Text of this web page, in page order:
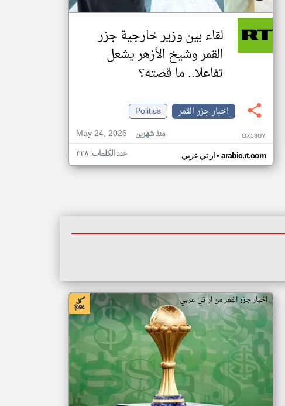
لقاء بين وزير خارجية جزر
القمر وشيخ الأزهر يشعل
تفاعلا.. ما قصته؟
اخبار جزر القمر
Politics
May 24, 2026
منذ شهرين OX58UY
ار تي عربي• arabic.rt.com عدد الكلمات: ٣٢٨
اخبار جزر القمر من ار تي عربي